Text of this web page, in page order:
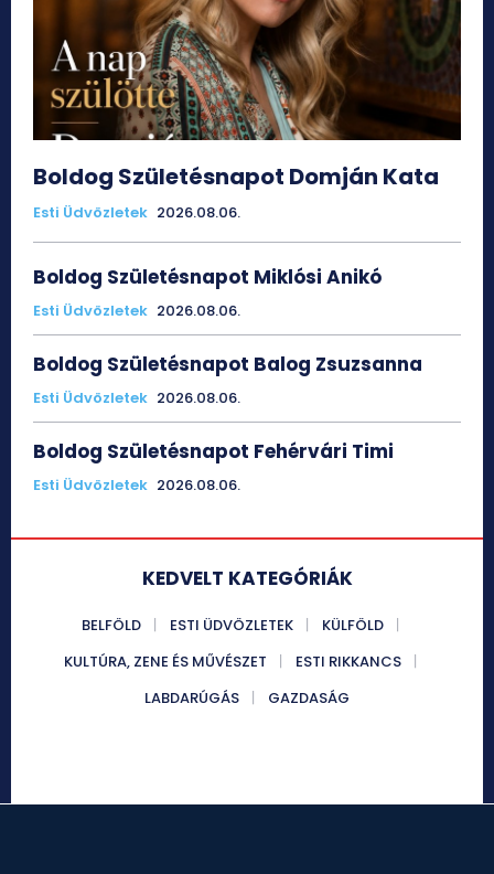
Boldog Születésnapot Domján Kata
Esti Üdvözletek 2026.08.06.
Boldog Születésnapot Miklósi Anikó
Esti Üdvözletek 2026.08.06.
Boldog Születésnapot Balog Zsuzsanna
Esti Üdvözletek 2026.08.06.
Boldog Születésnapot Fehérvári Timi
Esti Üdvözletek 2026.08.06.
KEDVELT KATEGÓRIÁK
BELFÖLD ESTI ÜDVÖZLETEK
KÜLFÖLD
KULTÚRA, ZENE ÉS MŰVÉSZET
ESTI RIKKANCS
LABDARÚGÁS
GAZDASÁG